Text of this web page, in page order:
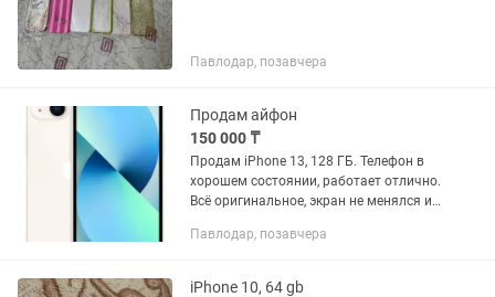
Павлодар, позавчера
Продам айфон
150 000 ₸
Продам iPhone 13, 128 ГБ. Телефон в
хорошем состоянии, работает отлично.
Всё оригинальное, экран не менялся и
динамики и все функции работают без
Павлодар, позавчера
iPhone 10, 64 gb